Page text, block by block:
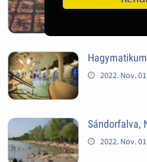
2022. Nov.
Sándorfalva,
2022. Nov.